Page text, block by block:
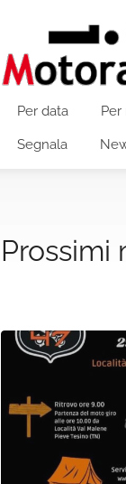
Per data Per
Segnala
Prossimi